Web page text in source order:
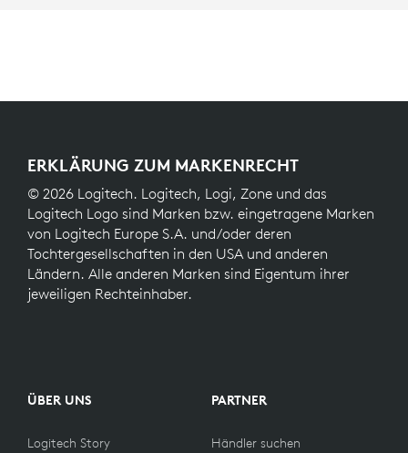
ERKLÄRUNG ZUM MARKENRECHT
© 2026 Logitech. Logitech, Logi, Zone und das
Logitech Logo sind Marken bzw. eingetragene Marken
von Logitech Europe S.A. und/oder deren
Tochtergesellschaften in den USA und anderen
Ländern. Alle anderen Marken sind Eigentum ihrer
jeweiligen Rechteinhaber.
ÜBER UNS
Logitech Story
PARTNER
Händler suchen